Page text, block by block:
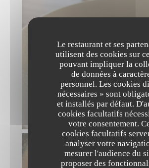
Le restaurant et ses
utilisent des cookies sur
pouvant impliquer la
de données à
personnel. Les cookies
nécessaires » sont
et installés par défaut.
cookies facultatifs
votre consentement.
cookies facultatifs
analyser votre
mesurer l'audience du
proposer des